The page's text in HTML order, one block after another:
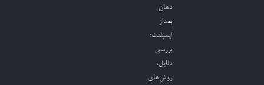
دهان
بعداز
ایمپلنت؛
بررسی
دلایل،
روش‌های